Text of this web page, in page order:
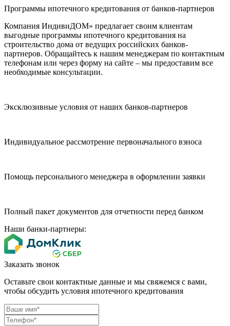
Программы ипотечного кредитования от банков-партнеров
Компания ИндивиДОМ» предлагает своим клиентам
выгодные программы ипотечного кредитования на
строительство дома от ведущих российских банков-
партнеров. Обращайтесь к нашим менеджерам по контактным
телефонам или через форму на сайте – мы предоставим все
необходимые консультации.
Эксклюзивные условия от наших банков-партнеров
Индивидуальное рассмотрение первоначального взноса
Помощь персонального менеджера в оформлении заявки
Полный пакет документов для отчетности перед банком
Наши банки-партнеры:
Заказать звонок
Оставьте свои контактные данные и мы свяжемся с вами,
чтобы обсудить условия ипотечного кредитования